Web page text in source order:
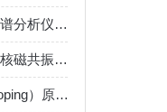
实战经验谈：核磁共振波谱分析仪常见故障与高效解决技巧
干货分享：如何科学地对核磁共振波谱分析仪进行定期维护保养
华兆科技丨掺杂技术（Doping）原理及设备